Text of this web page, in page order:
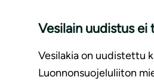
Vesilain uudistus
Vesilakia on uudistettu
Luonnonsuojeluliiton